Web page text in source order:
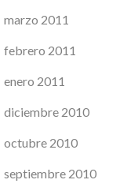
marzo 2011
febrero 2011
enero 2011
diciembre 2010
octubre 2010
septiembre 2010